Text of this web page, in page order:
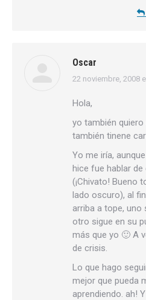
Oscar
dice:
22 noviembre, 2008
Hola,
yo también quiero
también tinene
Yo me iría,
hice fue hablar
(¡Chivato! Bueno
lado oscuro), al
arriba a tope, uno
otro sigue en su
más que yo 🙂 A
de crisis.
Lo que hago
mejor que pueda
aprendiendo. ah!